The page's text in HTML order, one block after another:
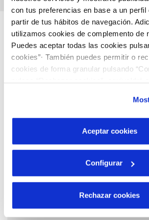
con tus preferencias en base a un perfil
partir de tus hábitos de navegación.
utilizamos cookies de complemento de
Puedes aceptar todas las cookies
cookies”· También puedes permitir o
cookies de forma granular pulsando
son indispensables para que el sitio
por tanto no se pueden desactivar.
más información en nuestraPolítica de
Aceptar cookies
Configurar
Rechazar cookies
Descubre